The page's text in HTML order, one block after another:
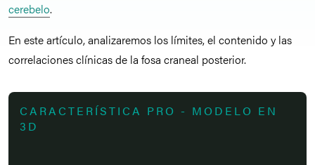
cerebelo.
En este artículo, analizaremos los límites, el contenido y las
correlaciones clínicas de la fosa craneal posterior.
CARACTERÍSTICA PRO - MODELO EN
3D